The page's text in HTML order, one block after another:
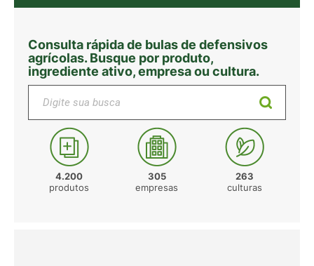
Consulta rápida de bulas de defensivos
agrícolas. Busque por produto,
ingrediente ativo, empresa ou cultura.
Digite sua busca
4.200
produtos
305
empresas
263
culturas